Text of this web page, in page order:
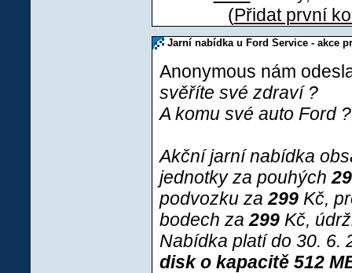
(Přidat první
Jarní nabídka u Ford Service - akce
Anonymous nám
svěříte své zdraví ?
A komu své auto Ford ?
Akční jarní nabídka
jednotky za pouhých
podvozku za 299Kč,
bodech za 299Kč,
Nabídka platí do 30. 6.
disk o kapacitě 512